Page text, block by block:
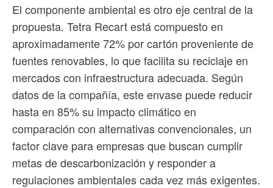
El componente ambiental es otro eje central de la
propuesta. Tetra Recart está compuesto en
aproximadamente 72% por cartón proveniente de
fuentes renovables, lo que facilita su reciclaje en
mercados con infraestructura adecuada. Según
datos de la compañía, este envase puede reducir
hasta en 85% su impacto climático en
comparación con alternativas convencionales, un
factor clave para empresas que buscan cumplir
metas de descarbonización y responder a
regulaciones ambientales cada vez más exigentes.